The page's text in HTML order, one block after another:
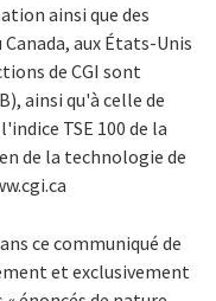
ainsi que des
aux États-Unis
de CGI sont
ainsi qu'à celle de
TSE 100 de la
de la technologie de
ce communiqué de
et exclusivement